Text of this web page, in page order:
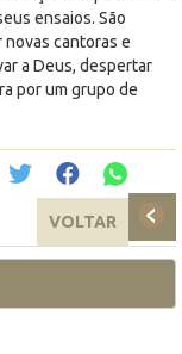
ensaios. São
cantoras e
a Deus, despertar
por um grupo de
VOLTAR